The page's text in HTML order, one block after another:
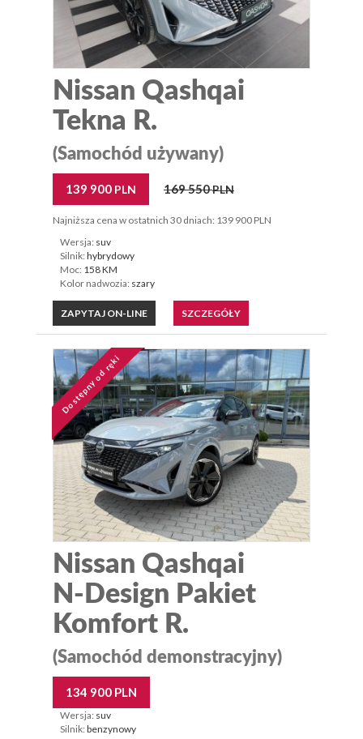
Nissan Qashqai
Tekna R.
(Samochód używany)
139 900 PLN 169 550PLN
Najniższa cena w ostatnich 30 dniach: 139 900 PLN
Wersja: suv
Silnik: hybrydowy
Moc: 158 KM
Kolor nadwozia: szary
ZAPYTAJ ON-LINE SZCZEGÓŁY
Dostępny od ręki
Nissan Qashqai
N-Design Pakiet
Komfort R.
(Samochód demonstracyjny)
134 900 PLN
Wersja: suv
Silnik: benzynowy